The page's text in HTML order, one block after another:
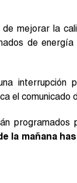
mejorar la
de
interrupción
el comunicado
programados
la mañana